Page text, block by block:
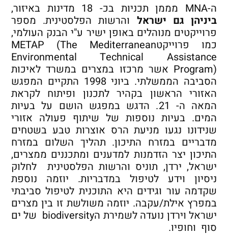
ה-MNA מממן תכניות בכ- 18 מדינות באיזור,
ביניהן גם ישראל והרשות הפלסטינית. מספר
פרוייקטים מנוהלים באופן ישיר ע"י הבנק העולמי,
כמו פרוייקטMETAP (The Mediterranean
Environmental Technical Assistance
Program) אשר מרכזו במצרים במשרד לאיכות
הסביבה הממשלתי. ביוני 1998 התקיים המפגש
האזורי הראשון בקהיר לתכנון ופיתוח לקראת
המאה ה- 21. הדגש במפגש הושם על בעיות
המים. בעיות נוספות של שיתוף פעולה אזורי
שנידונו נגעו מניעת הרס אוצרות טבע בשטחים
מדבריים במזרח התיכון. תהליך השלום במזרח
התיכון יצר הזדמנות למדענים ומתכננים ממצרים,
ישראל, ירדן, תוניס והרשות הפלסטינית לחלוק
ניסיון וידע לטיפול במדבריות. יוזמה נוספת
שקדמה עור וגידים היא התוכנית לטיפול סביבתי
במפרץ אילת/עקבה. יוזמה משולשת זו בין מצרים
ישראל וירדן נועדה לשמירת הbiodiversity של ים
סוף וחופיו.